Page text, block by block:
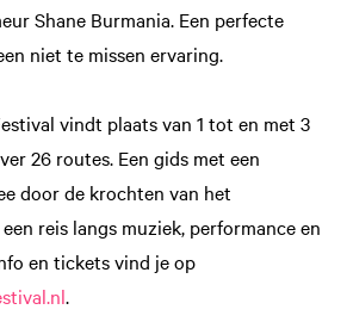
Shane Burmania. Een perfecte
niet te missen ervaring.
vindt plaats van 1 tot en met 3
26 routes. Een gids met een
door de krochten van het
reis langs muziek, performance en
en tickets vind je op
.